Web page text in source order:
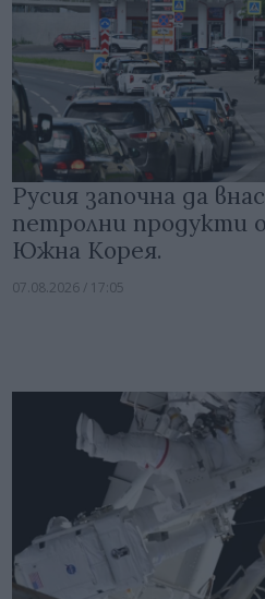
Русия започна да
петролни продукти
Южна Корея.
07.08.2026 / 17:05